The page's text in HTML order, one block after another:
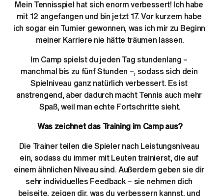
Mein Tennisspiel hat sich enorm verbessert! Ich habe
mit 12 angefangen und bin jetzt 17. Vor kurzem habe
ich sogar ein Turnier gewonnen, was ich mir zu Beginn
meiner Karriere nie hätte träumen lassen.
Im Camp spielst du jeden Tag stundenlang –
manchmal bis zu fünf Stunden –, sodass sich dein
Spielniveau ganz natürlich verbessert. Es ist
anstrengend, aber dadurch macht Tennis auch mehr
Spaß, weil man echte Fortschritte sieht.
Was zeichnet das Training im Camp aus?
Die Trainer teilen die Spieler nach Leistungsniveau
ein, sodass du immer mit Leuten trainierst, die auf
einem ähnlichen Niveau sind. Außerdem geben sie dir
sehr individuelles Feedback – sie nehmen dich
beiseite, zeigen dir, was du verbessern kannst, und